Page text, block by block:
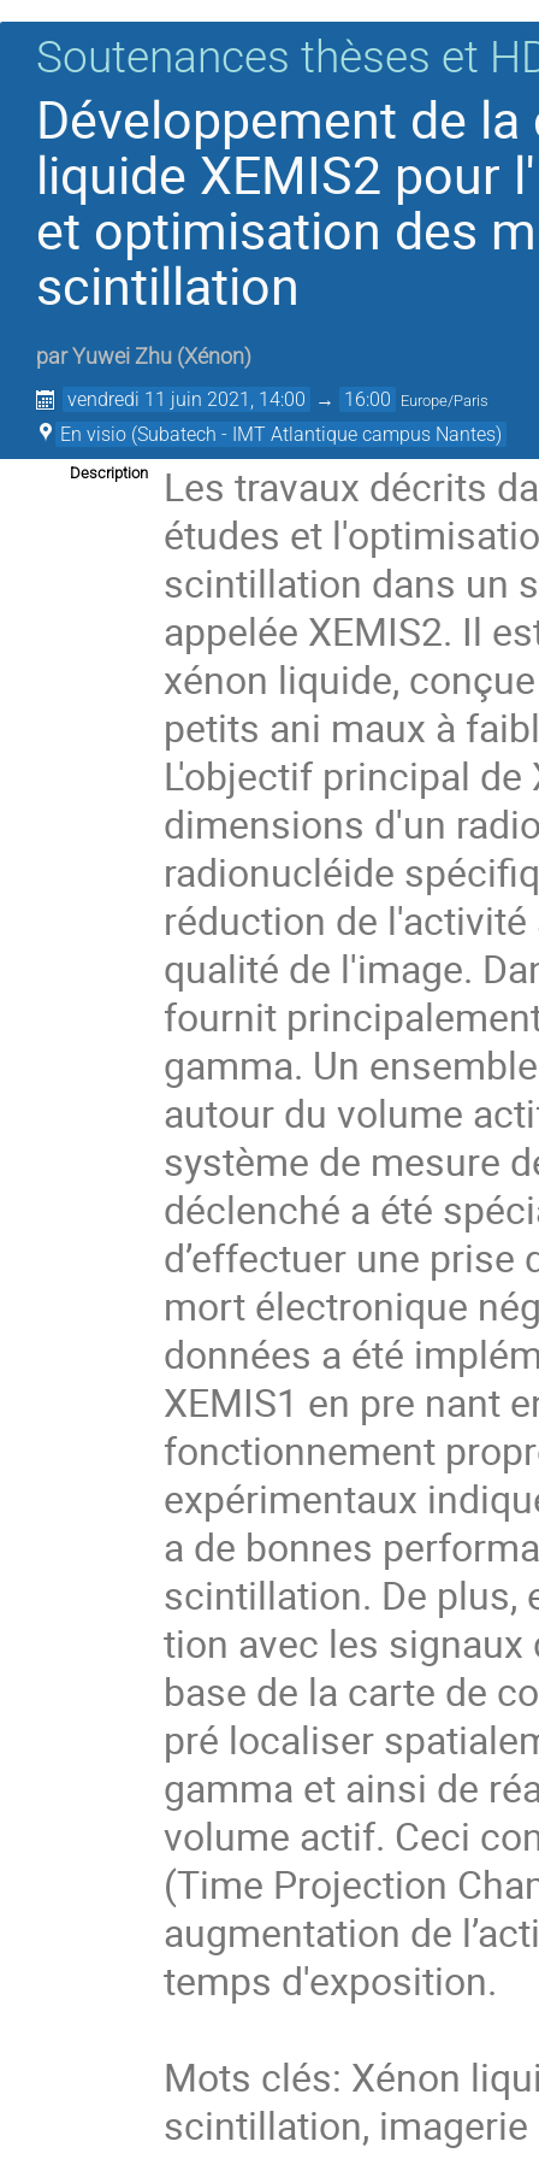
Soutenances thèses et
Développement de
liquide XEMIS2 pour
et optimisation des
scintillation
parYuwei Zhu (Xénon)
vendredi 11 juin 2021, 14:00 → 16:00 Europe/Paris
En visio (Subatech - IMT Atlantique campus Nantes)
Description
Les travaux décrits
études et
scintillation dans un
appelée XEMIS2. Il
xénon liquide,
petits ani maux à
L'objectif principal
dimensions d'un
radionucléide
réduction de
qualité de l'image.
fournit
gamma. Un
autour du volume
système de mesure
déclenché a été
d’effectuer une
mort électronique
données a été
XEMIS1 en pre nant
fonctionnement
expérimentaux
a de bonnes
scintillation. De plus,
tion avec les
base de la carte de
pré localiser
gamma et ainsi de
volume actif. Ceci
(Time Projection
augmentation de
temps d'exposition.
Mots clés: Xénon
scintillation,